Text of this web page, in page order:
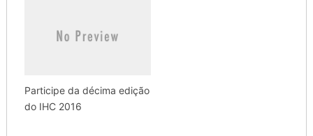
Participe da décima edição
do IHC 2016